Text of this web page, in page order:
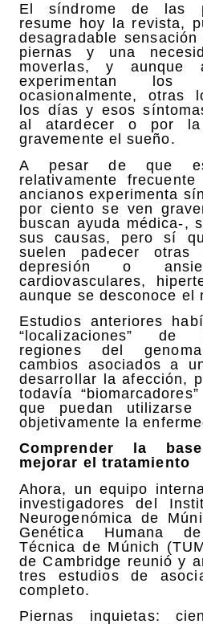
El síndrome de las
resume hoy la revista,
desagradable
piernas y una
moverlas, y aunque
experimentan los
ocasionalmente, otras
los días y esos
al atardecer o por
gravemente el sueño.
A pesar de que
relativamente
ancianos experimenta
por ciento se ven
buscan ayuda médica-,
sus causas, pero sí
suelen padecer otras
depresión o
cardiovasculares,
aunque se desconoce el
Estudios anteriores
“localizaciones” de
regiones del
cambios asociados a
desarrollar la afección,
todavía
que puedan utilizarse
objetivamente la
Comprender la
mejorar el tratamiento
Ahora, un equipo
investigadores del
Neurogenómica de
Genética Humana
Técnica de Múnich
de Cambridge reunió y
tres estudios de
completo.
Piernas inquietas: